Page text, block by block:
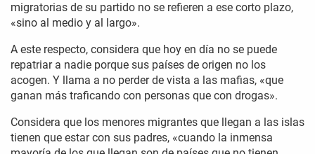
migratorias de su partido no se refieren a ese corto plazo,
«sino al medio y al largo».
A este respecto, considera que hoy en día no se puede
repatriar a nadie porque sus países de origen no los
acogen. Y llama a no perder de vista a las mafias, «que
ganan más traficando con personas que con drogas».
Considera que los menores migrantes que llegan a las islas
tienen que estar con sus padres, «cuando la inmensa